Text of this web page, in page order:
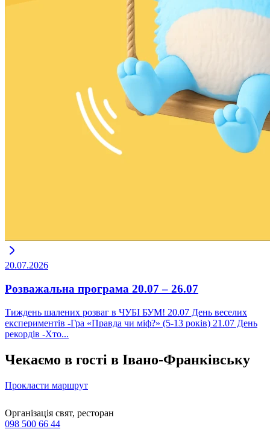
20.07.2026
Розважальна програма 20.07 – 26.07
Тиждень шалених розваг в ЧУБІ БУМ! 20.07 День веселих
експериментів -Гра «Правда чи міф?» (5-13 років) 21.07 День
рекордів -Хто...
Чекаємо в гості в Івано-Франківську
Прокласти маршрут
Організація свят, ресторан
098 500 66 44